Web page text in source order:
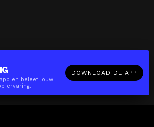
en beleef jouw
ervaring.
DOWNLOAD DE APP